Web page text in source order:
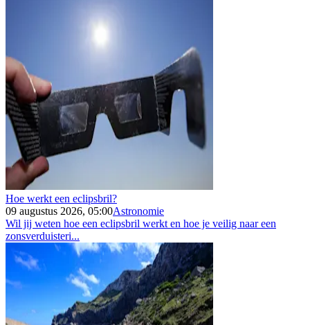
Hoe werkt een eclipsbril?
09 augustus 2026, 05:00Astronomie
Wil jij weten hoe een eclipsbril werkt en hoe je veilig naar een
zonsverduisteri...